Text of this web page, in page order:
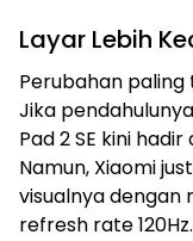
Layar Lebih
Perubahan
Jika
Pad 2 SE kini
Namun, Xiaomi
visualnya dengan
refresh rate 120Hz.